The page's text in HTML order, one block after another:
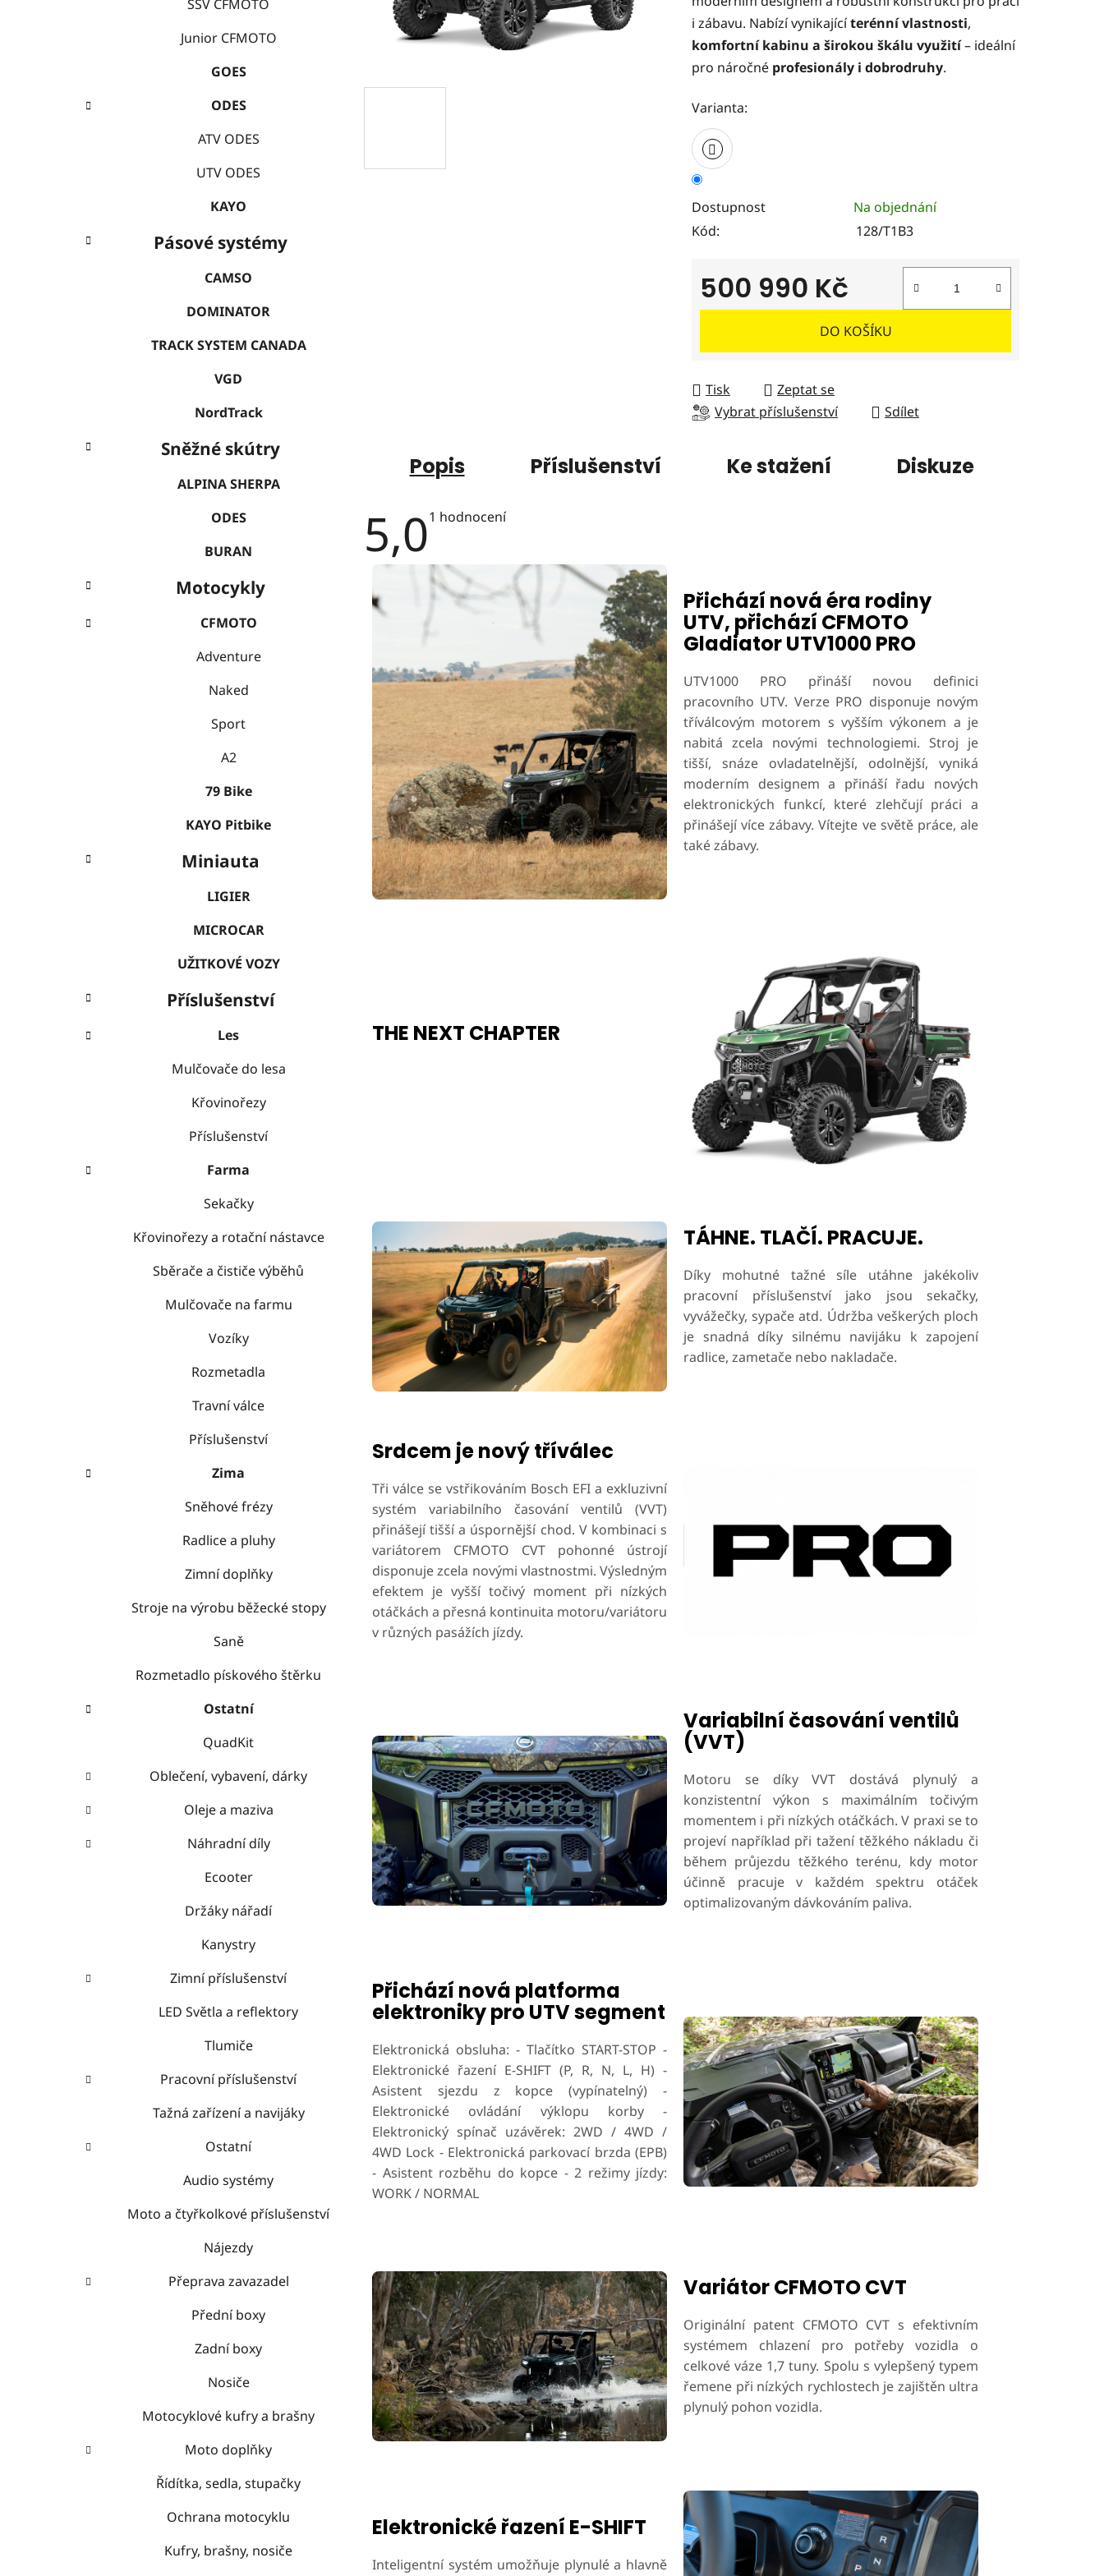
SSV CFMOTO
Junior CFMOTO
GOES
ODES
ATV ODES
UTV ODES
KAYO
Pásové systémy
CAMSO
DOMINATOR
TRACK SYSTEM CANADA
VGD
NordTrack
Sněžné skútry
ALPINA SHERPA
ODES
BURAN
Motocykly
CFMOTO
Adventure
Naked
Sport
A2
79 Bike
KAYO Pitbike
Miniauta
LIGIER
MICROCAR
UŽITKOVÉ VOZY
Příslušenství
Les
Mulčovače do lesa
Křovinořezy
Příslušenství
Farma
Sekačky
Křovinořezy a rotační nástavce
Sběrače a čističe výběhů
Mulčovače na farmu
Vozíky
Rozmetadla
Travní válce
Příslušenství
Zima
Sněhové frézy
Radlice a pluhy
Zimní doplňky
Stroje na výrobu běžecké stopy
Saně
Rozmetadlo pískového štěrku
Ostatní
QuadKit
Oblečení, vybavení, dárky
Oleje a maziva
Náhradní díly
Ecooter
Držáky nářadí
Kanystry
Zimní příslušenství
LED Světla a reflektory
Tlumiče
Pracovní příslušenství
Tažná zařízení a navijáky
Ostatní
Audio systémy
Moto a čtyřkolkové příslušenství
Nájezdy
Přeprava zavazadel
Přední boxy
Zadní boxy
Nosiče
Motocyklové kufry a brašny
Moto doplňky
Řídítka, sedla, stupačky
Ochrana motocyklu
Kufry, brašny, nosiče
z
5
hvězdiček.
i zábavu. Nabízí vynikajícíterénní vlastnosti,
komfortní kabinu a širokou škálu využití– ideální
pro náročné profesionály i dobrodruhy.
Varianta:
Dostupnost
Na objednání
Kód:
128/T1B3
500 990 Kč
Měrná cena:
DO KOŠÍKU
Tisk
Zeptat se
Vybrat příslušenství
Sdílet
Popis Příslušenství Ke stažení Diskuze
5,0Průměrné
5,0
z
hvězdiček.
1 hodnocení
Přichází nová éra rodiny
UTV, přichází CFMOTO
Gladiator UTV1000 PRO
UTV1000 PRO přináší novou definici
pracovního UTV. Verze PRO disponuje novým
tříválcovým motorem s vyšším výkonem a je
nabitá zcela novými technologiemi. Stroj je
tišší, snáze ovladatelnější, odolnější, vyniká
moderním designem a přináší řadu nových
elektronických funkcí, které zlehčují práci a
přinášejí více zábavy. Vítejte ve světě práce, ale
také zábavy.
THE NEXT CHAPTER
TÁHNE. TLAČÍ. PRACUJE.
Díky mohutné tažné síle utáhne jakékoliv
pracovní příslušenství jako jsou sekačky,
vyvážečky, sypače atd. Údržba veškerých ploch
je snadná díky silnému navijáku k zapojení
radlice, zametače nebo nakladače.
Srdcem je nový tříválec
Tři válce se vstřikováním Bosch EFI a exkluzivní
systém variabilního časování ventilů (VVT)
přinášejí tišší a úspornější chod. V kombinaci s
variátorem CFMOTO CVT pohonné ústrojí
disponuje zcela novými vlastnostmi. Výsledným
efektem je vyšší točivý moment při nízkých
otáčkách a přesná kontinuita motoru/variátoru
v různých pasážích jízdy.
Variabilní časování ventilů
(VVT)
Motoru se díky VVT dostává plynulý a
konzistentní výkon s maximálním točivým
momentem i při nízkých otáčkách. V praxi se to
projeví například při tažení těžkého nákladu či
během průjezdu těžkého terénu, kdy motor
účinně pracuje v každém spektru otáček
optimalizovaným dávkováním paliva.
Přichází nová platforma
elektroniky pro UTV segment
Elektronická obsluha: - Tlačítko START-STOP -
Elektronické řazení E-SHIFT (P, R, N, L, H) -
Asistent sjezdu z kopce (vypínatelný) -
Elektronické ovládání výklopu korby -
Elektronický spínač uzávěrek: 2WD / 4WD /
4WD Lock - Elektronická parkovací brzda (EPB)
- Asistent rozběhu do kopce - 2 režimy jízdy:
WORK / NORMAL
Variátor CFMOTO CVT
Originální patent CFMOTO CVT s efektivním
systémem chlazení pro potřeby vozidla o
celkové váze 1,7 tuny. Spolu s vylepšený typem
řemene při nízkých rychlostech je zajištěn ultra
plynulý pohon vozidla.
Elektronické řazení E-SHIFT
Inteligentní systém umožňuje plynulé a hlavně